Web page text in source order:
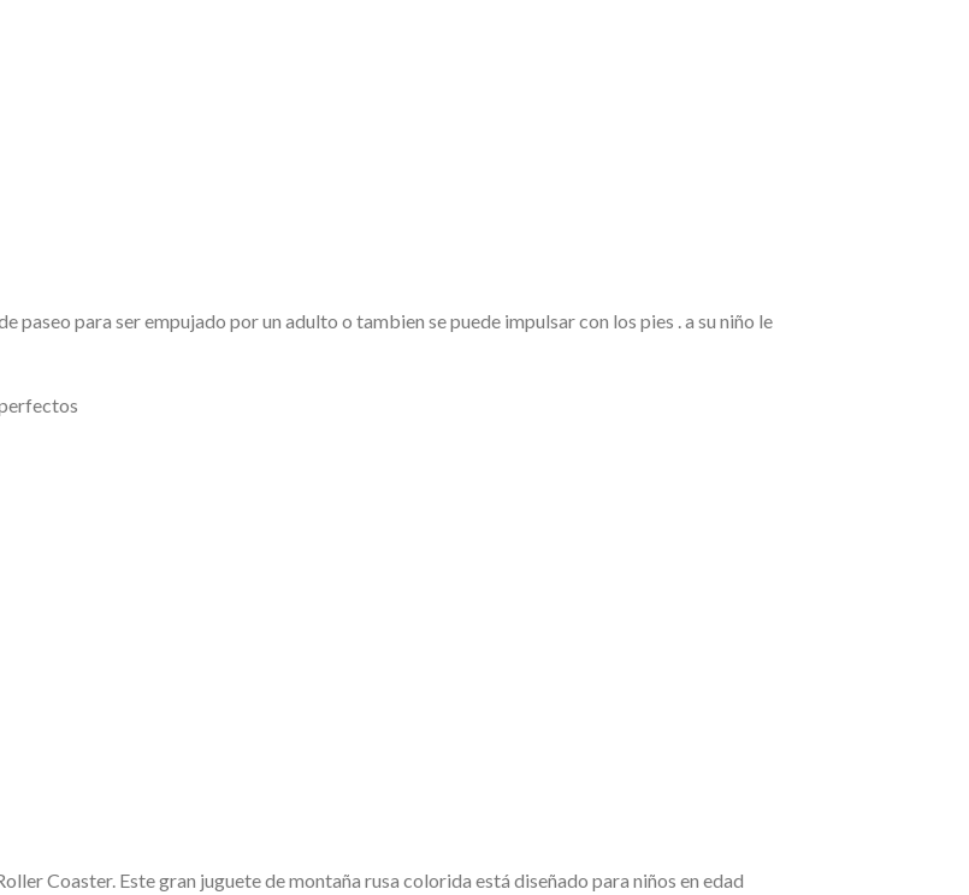
para ser empujado por un adulto o tambien se puede impulsar con los pies . a su niño le
Coaster. Este gran juguete de montaña rusa colorida está diseñado para niños en edad